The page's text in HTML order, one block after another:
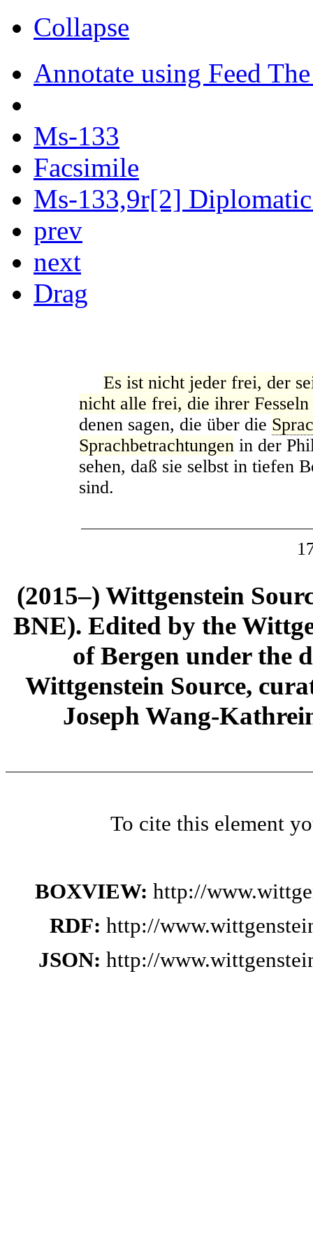
Collapse
Annotate using Feed
Ms-133
Facsimile
Ms-133,9r[2]
prev
next
Drag
Es ist nicht jeder frei, der
nicht alle frei, die ihrer Fesseln
denen sagen, die über die
Sprachbetrachtungen in der
sehen, daß sie selbst in tiefen
sind.
(2015–) Wittgenstein
BNE). Edited by the
of Bergen under the
Wittgenstein Source,
Joseph Wang-
To cite this element
BOXVIEW: http://
RDF: http://
JSON: http://